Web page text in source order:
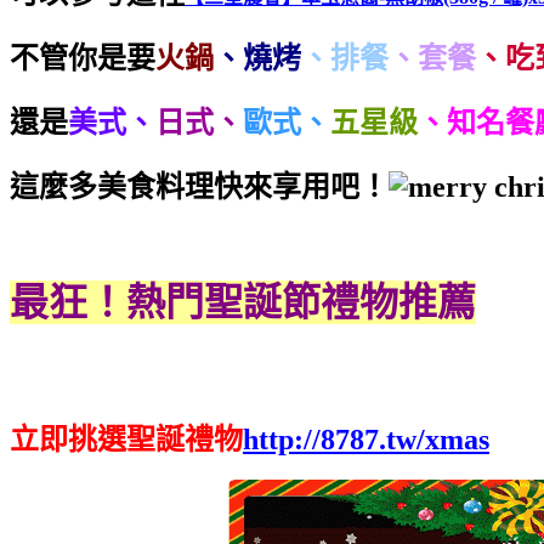
不管你是要火鍋 、燒烤 、排餐、套餐、吃
還是美式、 日式、 歐式、 五星級 、 知名餐
這麼多美食料理快來享用吧！
最狂！熱門聖誕節禮物推薦
立即挑選聖誕禮物http://8787.tw/xmas